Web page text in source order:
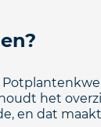
het
en dat